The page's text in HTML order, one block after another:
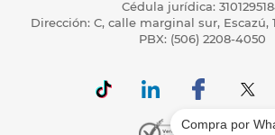
Cédula jurídica:
Dirección: C, calle marginal sur, Escazú,
PBX: (506) 2208-4050
Compra por